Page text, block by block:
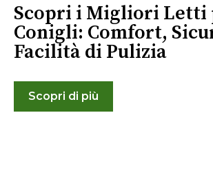
Scopri i Migliori Letti
Conigli: Comfort,
Facilità di Pulizia
Scopri di più